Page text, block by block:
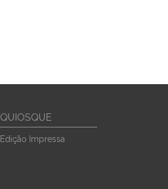
QUIOSQUE
Edição Impressa